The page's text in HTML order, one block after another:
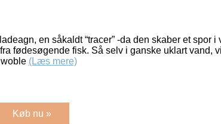
en såkaldt “tracer” -da den skaber et spor
fødesøgende fisk. Så selv i ganske uklart vand,
(Læs mere)
Køb nu »